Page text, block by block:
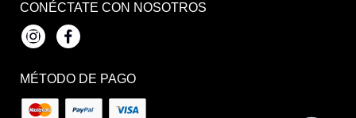
CONÉCTATE CON NOSOTROS
InstagramFacebook
MÉTODO DE PAGO